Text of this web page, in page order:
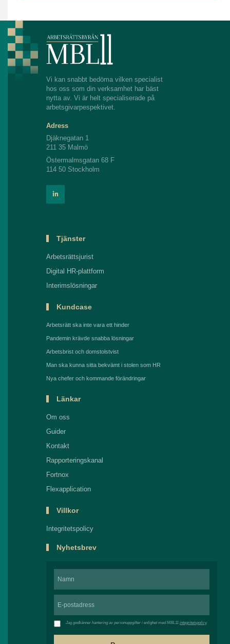
Vi kan snabbt bedöma vilken specialist
hos oss som din verksamhet har bäst
nytta av. Vi är helt specialiserade på
arbetsgivarpespektivet.
Adress
Djäknegatan 1
211 35 Malmö
Östermalmsgatan 68 F
114 50 Stockholm
Tjänster
Arbetsrättsjurist
Digital HR-plattform
Interimslösningar
Kundcase
Arbetsrätt ska inte vara ett hinder
Pandemin krävde snabba lösningar
Arbetsbrist och domstolstvist
Man ska kunna sitta bekvämt i stolen som HR
Nya chefer och kommande förändringar
Länkar
Om oss
Guider
Kontakt
Rapporteringskanal
Fortnox
Flexapplication
Villkor
Integritetspolicy
Nyhetsbrev
Jag godkänner hantering av personuppgifter i enlighet med MBL11 integritetspolicy.